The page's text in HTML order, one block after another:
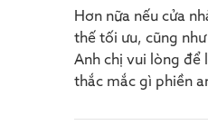
Hơn nữa nếu cửa
thế tối ưu, cũng
Anh chị vui lòng để
thắc mắc gì phiền